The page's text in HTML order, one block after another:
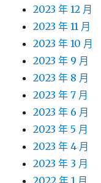
2023 年 12 月
2023 年 11 月
2023 年 10 月
2023 年 9 月
2023 年 8 月
2023 年 7 月
2023 年 6 月
2023 年 5 月
2023 年 4 月
2023 年 3 月